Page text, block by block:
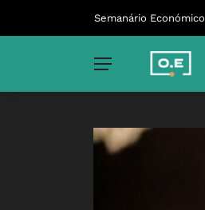
Semanário Económico